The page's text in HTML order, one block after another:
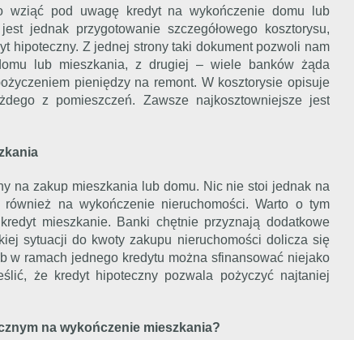
wziąć pod uwagę kredyt na wykończenie domu lub
jednak przygotowanie szczegółowego kosztorysu,
hipoteczny. Z jednej strony taki dokument pozwoli nam
lub mieszkania, z drugiej – wiele banków żąda
pieniędzy na remont. W kosztorysie opisuje
z pomieszczeń. Zawsze najkosztowniejsze jest
na zakup mieszkania lub domu. Nic nie stoi jednak na
na wykończenie nieruchomości. Warto o tym
mieszkanie. Banki chętnie przyznają dodatkowe
sytuacji do kwoty zakupu nieruchomości dolicza się
w ramach jednego kredytu można sfinansować niejako
że kredyt hipoteczny pozwala pożyczyć najtaniej
na wykończenie mieszkania?